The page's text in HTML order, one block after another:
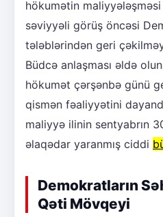
hökumətin
səviyyəli görüş öncəsi
tələblərindən geri
Büdcə anlaşması əldə
hökumət çərşənbə günü
qismən fəaliyyətini
maliyyə ilinin sentyabrın
əlaqədar yaranmış ciddi
Demokratların
Qəti Mövqeyi